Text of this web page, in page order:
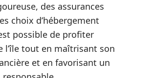
des assurances
choix d’hébergement
possible de profiter
l’île tout en maîtrisant son
et en favorisant un